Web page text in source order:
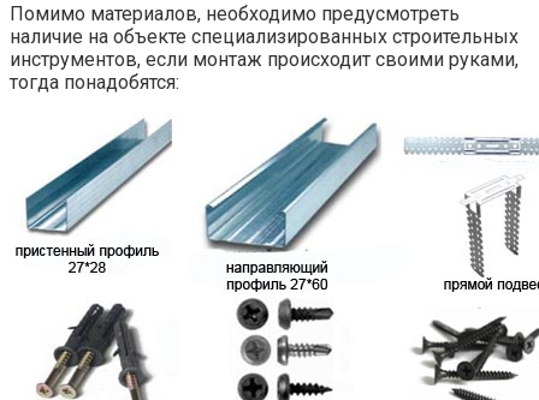
Помимо материалов, необходимо предусмотреть
наличие на объекте специализированных строительных
инструментов, если монтаж происходит своими руками,
тогда понадобятся: